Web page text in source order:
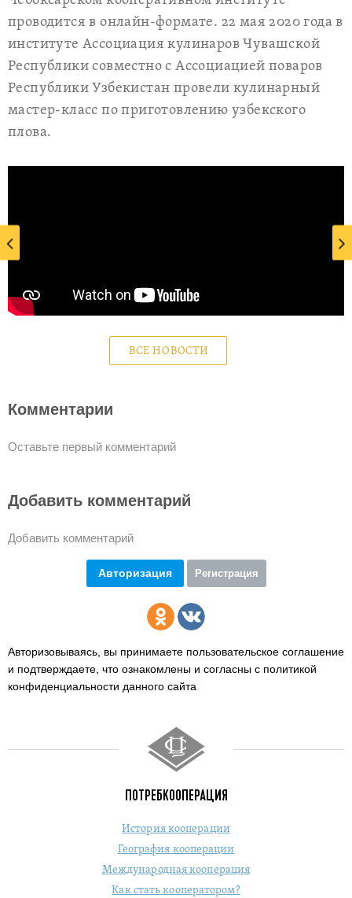
проводится в онлайн-формате. 22 мая 2020 года в
институте Ассоциация кулинаров Чувашской
Республики совместно с Ассоциацией поваров
Республики Узбекистан провели кулинарный
мастер-класс по приготовлению узбекского
плова.
ВСЕ НОВОСТИ
Комментарии
Оставьте первый комментарий
Добавить комментарий
Добавить комментарий
Авторизация Регистрация
Авторизовываясь, вы принимаете пользовательское соглашение
и подтверждаете, что ознакомлены и согласны с политикой
конфиденциальности данного сайта
ПОТРЕБКООПЕРАЦИЯ
История кооперации
География кооперации
Международная кооперация
Как стать кооператором?